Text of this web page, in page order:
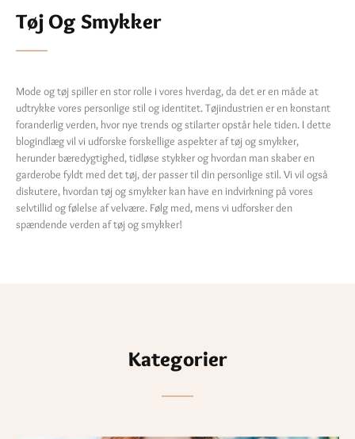
Tøj Og Smykker
Mode og tøj spiller en stor rolle i vores hverdag, da det er en måde at
udtrykke vores personlige stil og identitet. Tøjindustrien er en konstant
foranderlig verden, hvor nye trends og stilarter opstår hele tiden. I dette
blogindlæg vil vi udforske forskellige aspekter af tøj og smykker,
herunder bæredygtighed, tidløse stykker og hvordan man skaber en
garderobe fyldt med det tøj, der passer til din personlige stil. Vi vil også
diskutere, hvordan tøj og smykker kan have en indvirkning på vores
selvtillid og følelse af velvære. Følg med, mens vi udforsker den
spændende verden af tøj og smykker!
Kategorier